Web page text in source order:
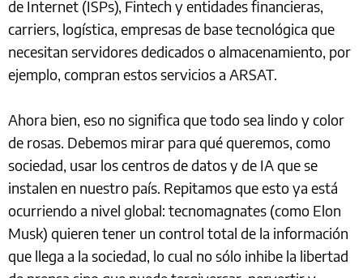
de Internet (ISPs), Fintech y entidades financieras,
carriers, logística, empresas de base tecnológica que
necesitan servidores dedicados o almacenamiento, por
ejemplo, compran estos servicios a ARSAT.
Ahora bien, eso no significa que todo sea lindo y color
de rosas. Debemos mirar para qué queremos, como
sociedad, usar los centros de datos y de IA que se
instalen en nuestro país. Repitamos que esto ya está
ocurriendo a nivel global: tecnomagnates (como Elon
Musk) quieren tener un control total de la información
que llega a la sociedad, lo cual no sólo inhibe la libertad